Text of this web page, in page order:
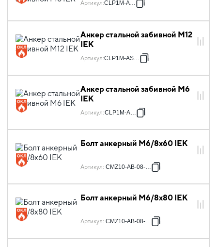
Артикул:CLP1M-AL-6
Анкер стальной забивной М12
IEK
Артикул:CLP1M-AS-12
Анкер стальной забивной М6
IEK
Артикул:CLP1M-AS-6
Болт анкерный М6/8х60 IEK
Артикул: CMZ10-AB-08-060
Болт анкерный М6/8х80 IEK
Артикул: CMZ10-AB-08-080